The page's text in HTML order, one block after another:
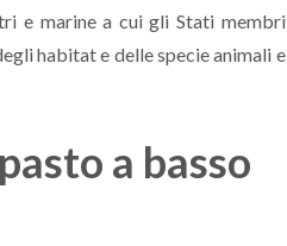
e marine a cui gli Stati membri
habitat e delle specie animali e
a basso